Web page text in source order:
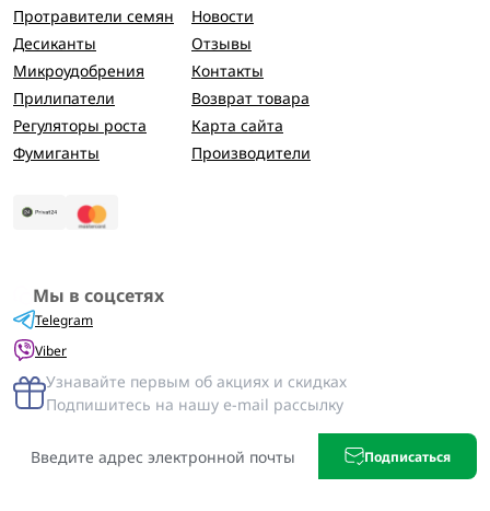
Протравители семян
Десиканты
Микроудобрения
Прилипатели
Регуляторы роста
Фумиганты
Новости
Отзывы
Контакты
Возврат товара
Карта сайта
Производители
Мы в соцсетях
Telegram
Viber
Узнавайте первым об акциях и скидках
Подпишитесь на нашу e-mail рассылку
Подписаться